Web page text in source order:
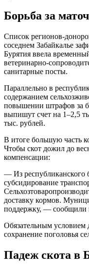
Борьба за
Список регионов-
соседнем Забайкалье
Бурятия ввела
ветеринарно-
санитарные посты.
Параллельно в
содержанием
повышении штрафов за
выпишут счет на 1–2,5
тыс. рублей.
В итоге большую часть
Чтобы скот дожил до
компенсации:
— Из республиканского
субсидирование
доставку кормов.
поддержку, — сообщили
Обязательным условием
сохранение поголовья
Падеж скота в